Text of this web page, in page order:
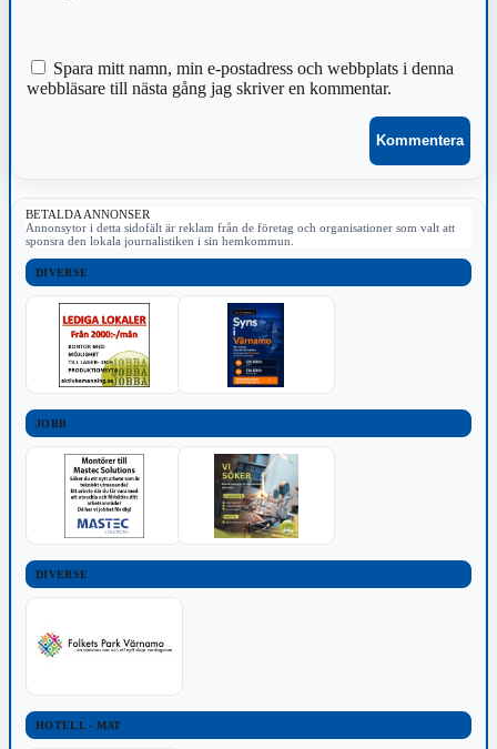
Spara mitt namn, min e-postadress och webbplats i denna
webbläsare till nästa gång jag skriver en kommentar.
BETALDA ANNONSER
Annonsytor i detta sidofält är reklam från de företag och organisationer som valt att
sponsra den lokala journalistiken i sin hemkommun.
DIVERSE
JOBB
DIVERSE
HOTELL - MAT